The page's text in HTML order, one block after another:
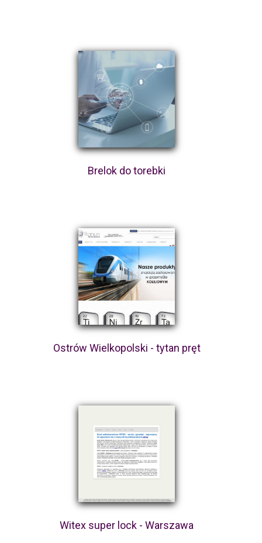
Brelok do torebki
Ostrów Wielkopolski - tytan pręt
Witex super lock - Warszawa